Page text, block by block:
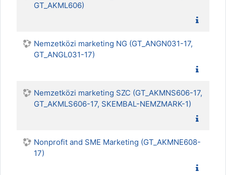
GT_AKML606)
Nemzetközi marketing NG (GT_ANGN031-17,
GT_ANGL031-17)
Nemzetközi marketing SZC (GT_AKMNS606-17,
GT_AKMLS606-17, SKEMBAL-NEMZMARK-1)
Nonprofit and SME Marketing (GT_AKMNE608-
17)